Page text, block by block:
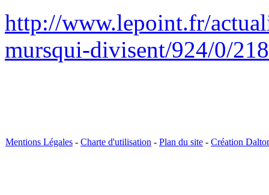
http://www.lepoint.fr/
mursqui-divisent/924/0/
Mentions Légales - Charte d'utilisation - Plan du site - Création